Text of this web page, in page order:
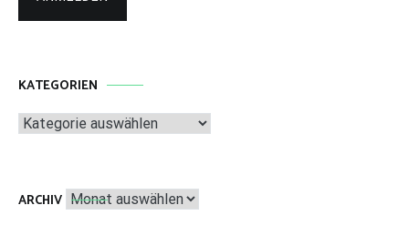
KATEGORIEN
Kategorien
ARCHIV Archiv